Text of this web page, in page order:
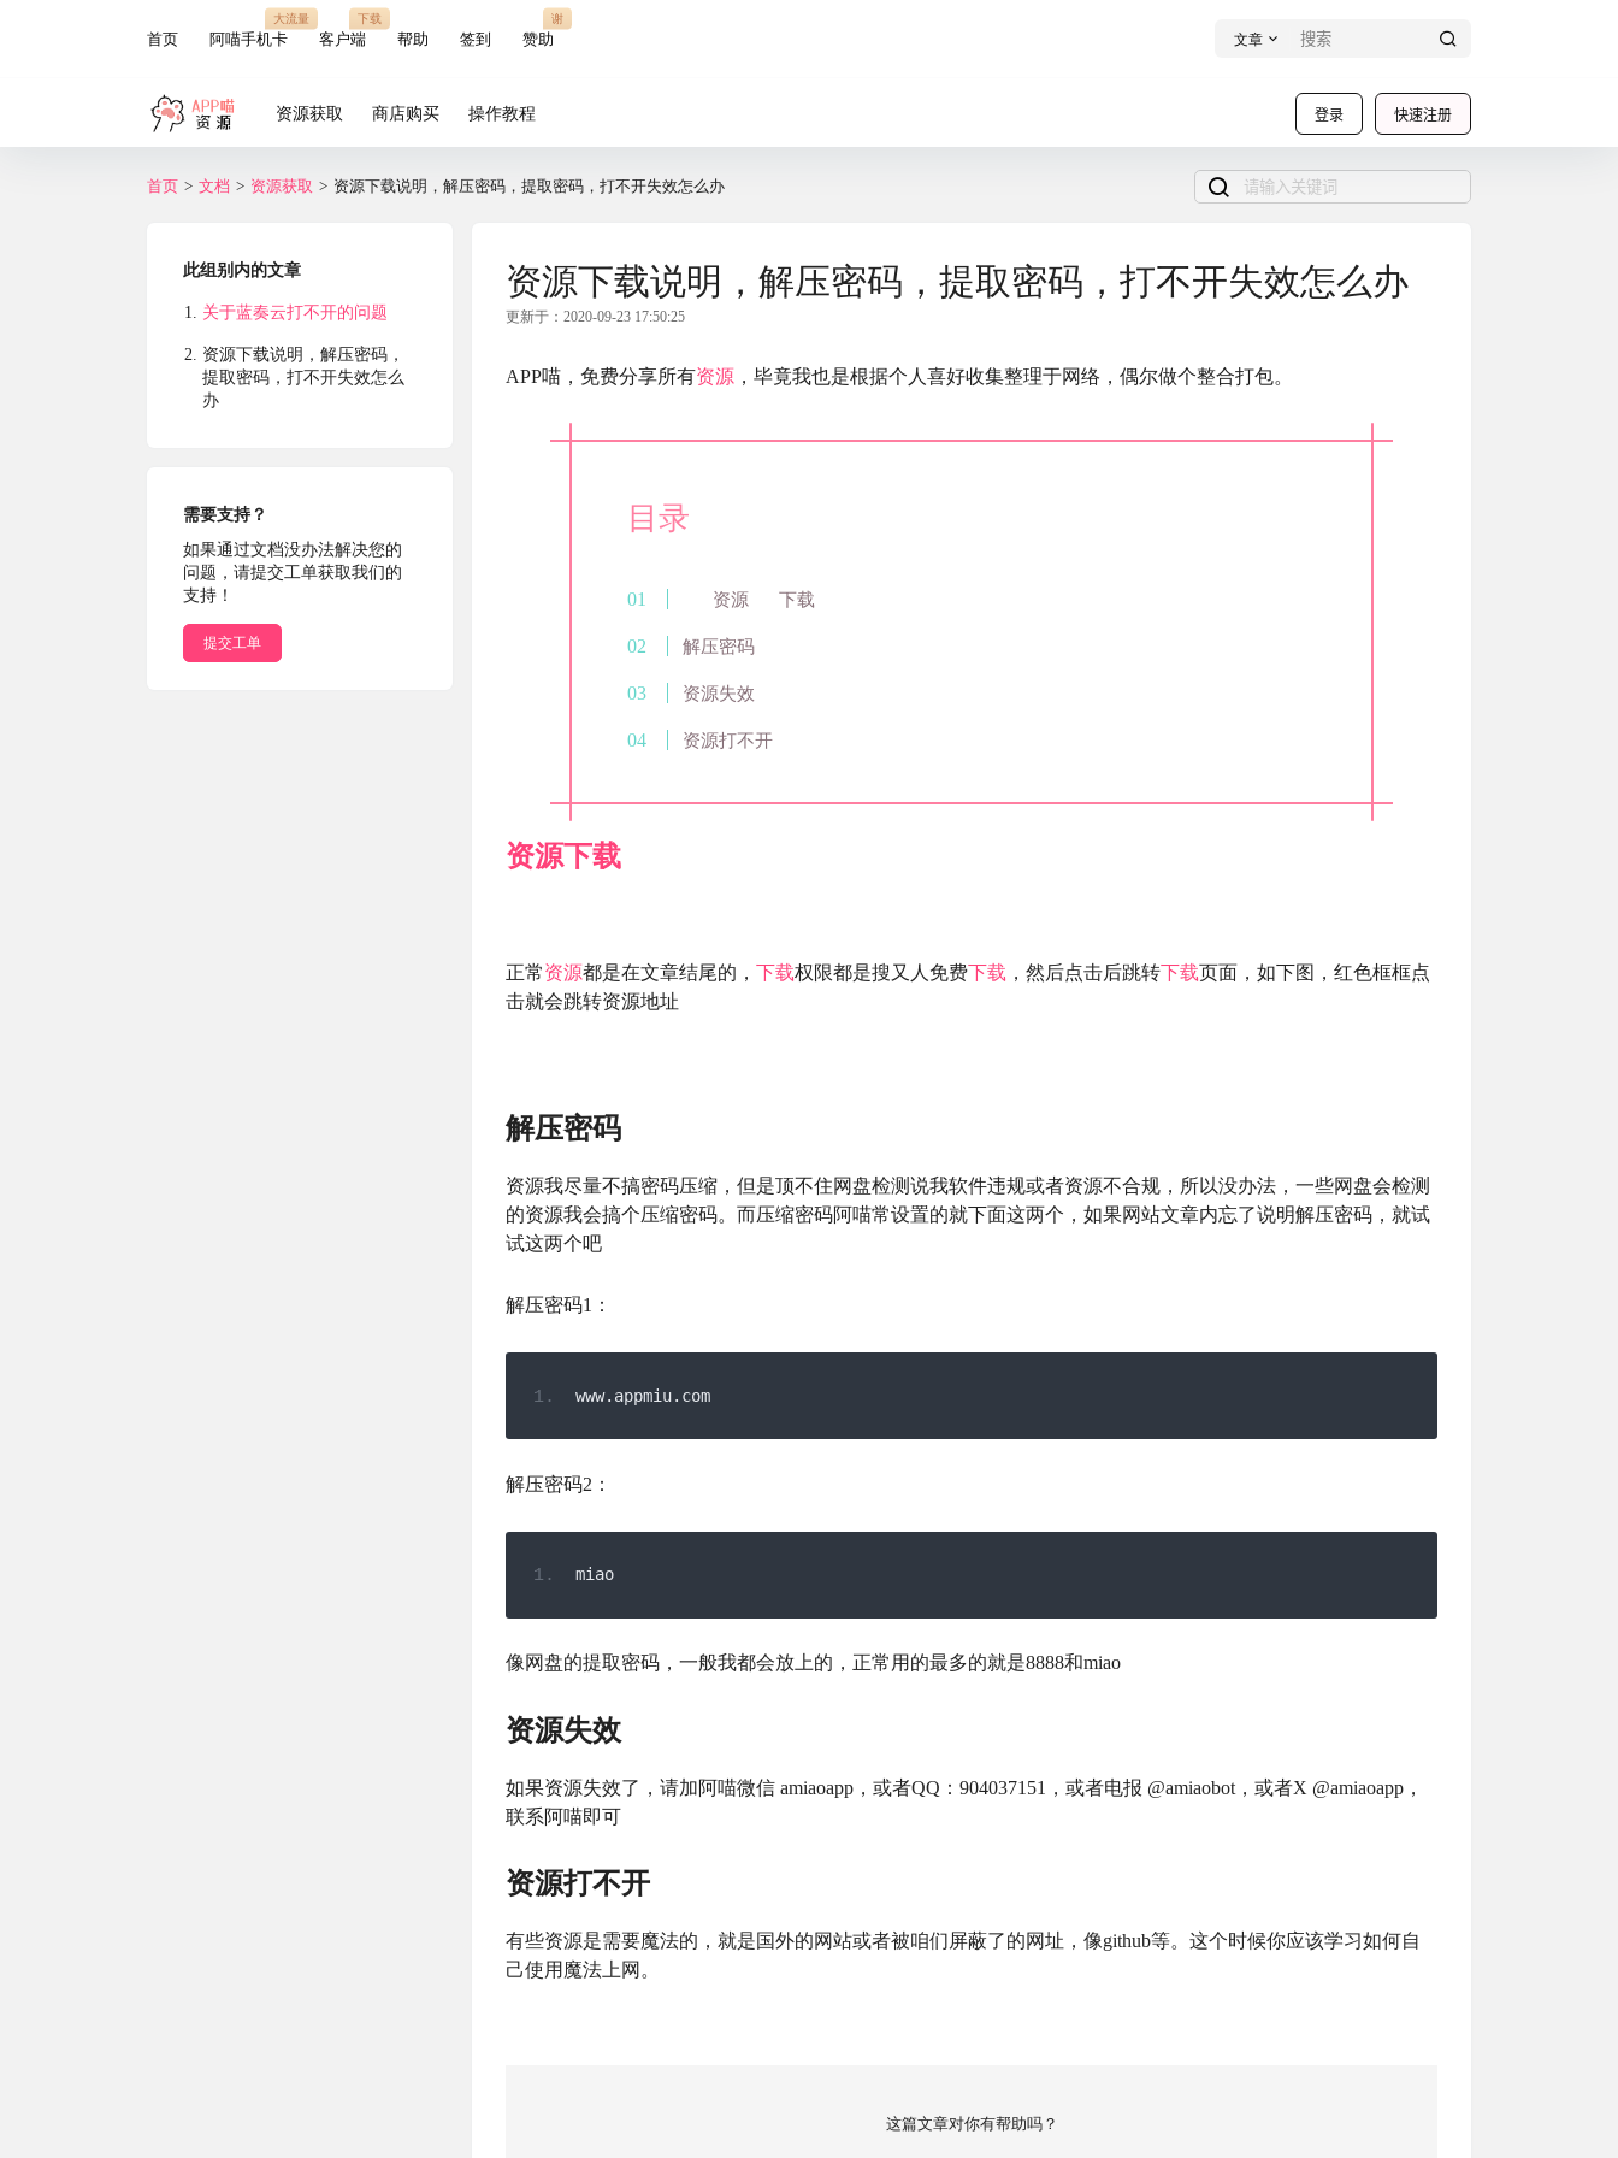
首页 阿喵手机卡
大流量
客户端
下载
帮助 签到 赞助
谢
文章
登录 快速注册
资源获取 商店购买 操作教程
首页 > 文档 > 资源获取 > 资源下载说明，解压密码，提取密码，打不开失效怎么办
此组别内的文章
关于蓝奏云打不开的问题
资源下载说明，解压密码，
提取密码，打不开失效怎么
办
需要支持？
如果通过文档没办法解决您的
问题，请提交工单获取我们的
支持！
提交工单
资源下载说明，解压密码，提取密码，打不开失效怎么办
更新于：2020-09-23 17:50:25
APP喵，免费分享所有资源 ，毕竟我也是根据个人喜好收集整理于网络，偶尔做个整合打包。
目录
资源 下载
解压密码
资源失效
资源打不开
资源下载
正常资源都是在文章结尾的， 下载权限都是搜又人免费下载 ，然后点击后跳转下载页面，如下图，红色框框点
击就会跳转资源地址
解压密码
资源我尽量不搞密码压缩，但是顶不住网盘检测说我软件违规或者资源不合规，所以没办法，一些网盘会检测
的资源我会搞个压缩密码。而压缩密码阿喵常设置的就下面这两个，如果网站文章内忘了说明解压密码，就试
试这两个吧
解压密码1：
www. appmiu. com
解压密码2：
miao
像网盘的提取密码，一般我都会放上的，正常用的最多的就是8888和miao
资源失效
如果资源失效了，请加阿喵微信 amiaoapp，或者QQ：904037151，或者电报 @amiaobot，或者X @amiaoapp，
联系阿喵即可
资源打不开
有些资源是需要魔法的，就是国外的网站或者被咱们屏蔽了的网址，像github等。这个时候你应该学习如何自
己使用魔法上网。
这篇文章对你有帮助吗？